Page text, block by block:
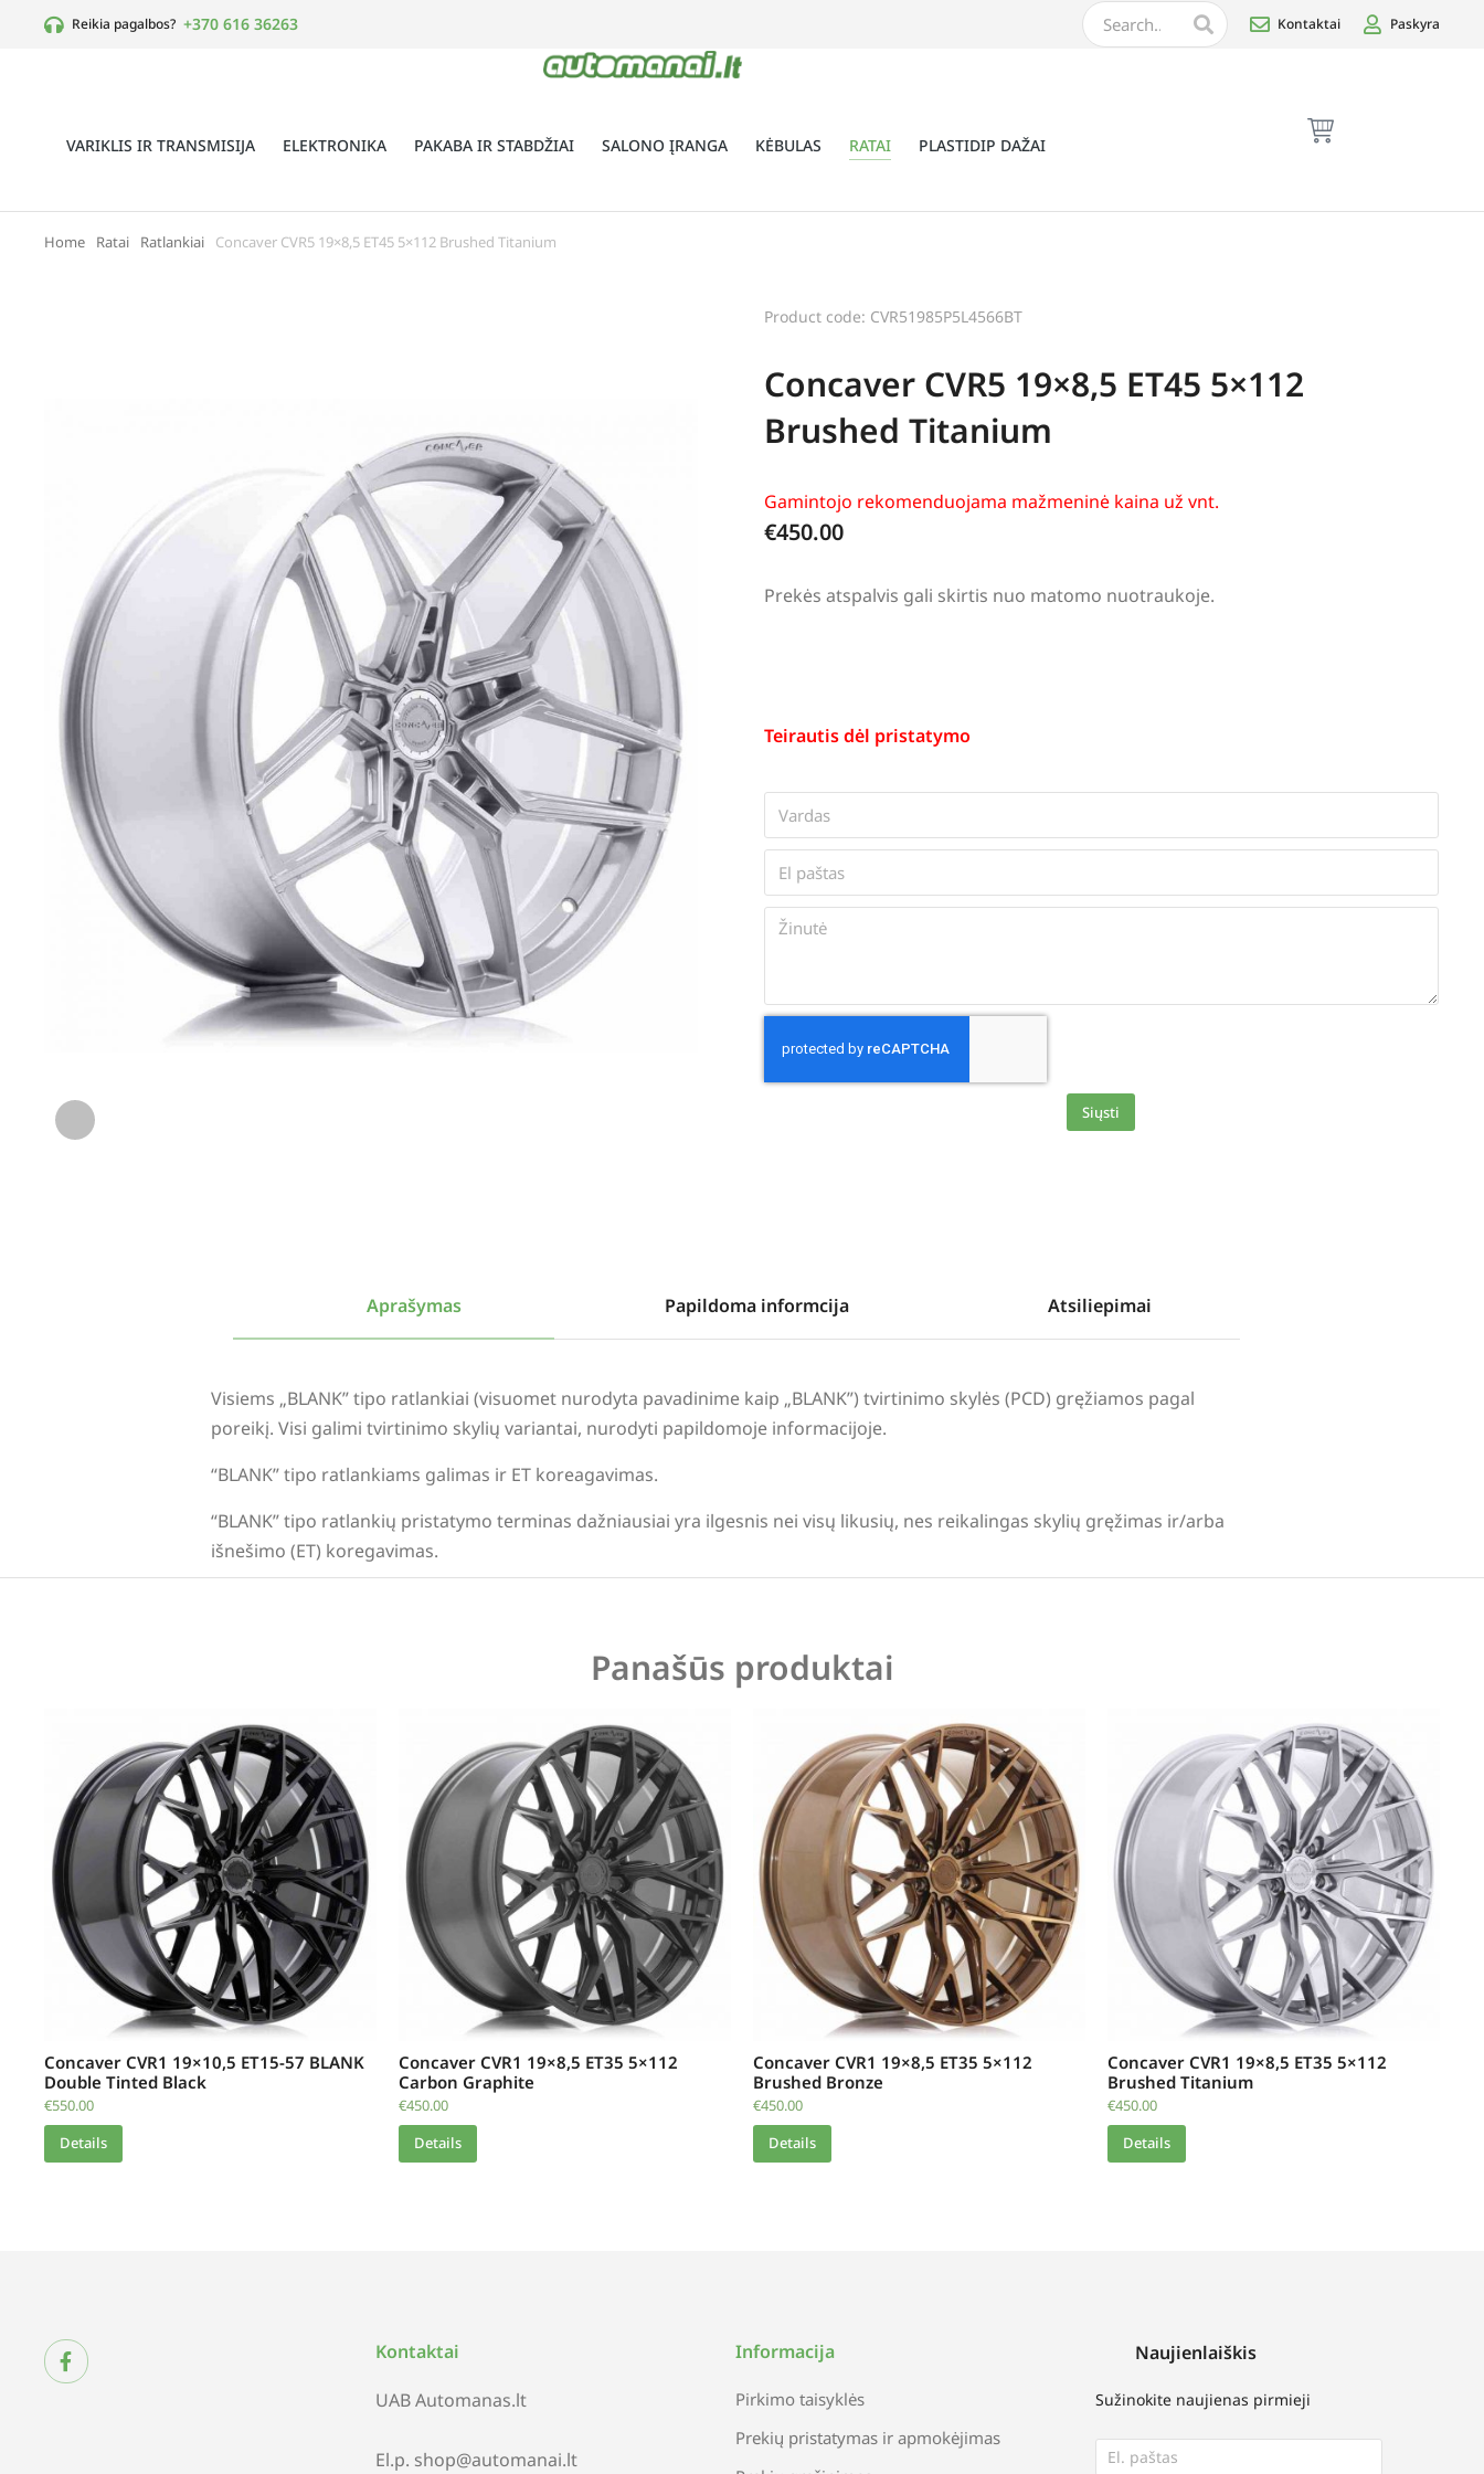
Reikia pagalbos? +370 616 36263 Kontaktai Paskyra
VARIKLIS IR TRANSMISIJA ELEKTRONIKA PAKABA IR STABDŽIAI SALONO ĮRANGA KĖBULAS RATAI PLASTIDIP DAŽAI
You are here:
Home Ratai Ratlankiai Concaver CVR5 19×8,5 ET45 5×112 Brushed Titanium
Product code: CVR51985P5L4566BT
Concaver CVR5 19×8,5 ET45 5×112
Brushed Titanium
Gamintojo rekomenduojama mažmeninė kaina už vnt.
€450.00
Prekės atspalvis gali skirtis nuo matomo nuotraukoje.
Teirautis dėl pristatymo
Siųsti
Aprašymas Papildoma informcija Atsiliepimai
Visiems „BLANK” tipo ratlankiai (visuomet nurodyta pavadinime kaip „BLANK”) tvirtinimo skylės (PCD) gręžiamos pagal
poreikį. Visi galimi tvirtinimo skylių variantai, nurodyti papildomoje informacijoje.
“BLANK” tipo ratlankiams galimas ir ET koreagavimas.
“BLANK” tipo ratlankių pristatymo terminas dažniausiai yra ilgesnis nei visų likusių, nes reikalingas skylių gręžimas ir/arba
išnešimo (ET) koregavimas.
Panašūs produktai
Concaver CVR1 19×10,5 ET15-57 BLANK
Double Tinted Black
€550.00
Details
Concaver CVR1 19×8,5 ET35 5×112
Carbon Graphite
€450.00
Details
Concaver CVR1 19×8,5 ET35 5×112
Brushed Bronze
€450.00
Details
Concaver CVR1 19×8,5 ET35 5×112
Brushed Titanium
€450.00
Details
Kontaktai
UAB Automanas.lt
El.p. shop@automanai.lt
Informacija
Pirkimo taisyklės
Prekių pristatymas ir apmokėjimas
Naujienlaiškis
Sužinokite naujienas pirmieji